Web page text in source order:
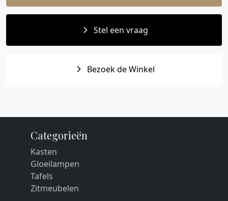
Stel een vraag
Bezoek de Winkel
Categorieën
Kasten
Gloeilampen
Tafels
Zitmeubelen